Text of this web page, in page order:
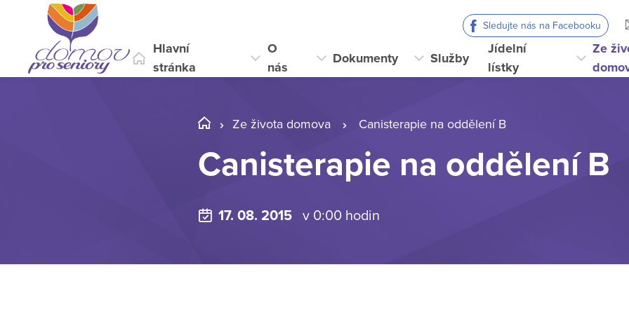
Sledujte nás na Facebooku
Hlavní
stránka
O
nás
Dokumenty Služby
Jídelní
lístky
Ze
Ze života domova Canisterapie na oddělení B
Canisterapie na oddělení B
17. 08. 2015 v 0:00 hodin